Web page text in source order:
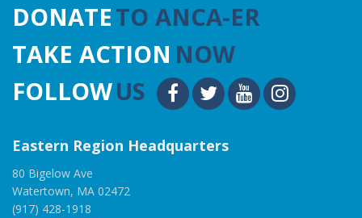
DONATETO ANCA-ER
TAKE ACTION NOW
FOLLOWUS
Eastern Region Headquarters
80 Bigelow Ave
Watertown, MA 02472
(917) 428-1918